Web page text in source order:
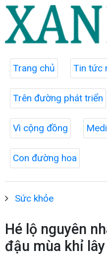
Trang chủ Tin tức
Trên đường phát triển
Vì cộng đồng
Con đường hoa
Sức khỏe
Hé lộ nguyên
đậu mùa khỉ